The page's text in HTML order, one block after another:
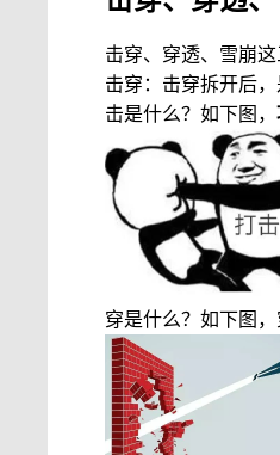
击穿、穿透、雪崩
击穿：击穿拆开后，
击是什么？如下图，
穿是什么？如下图